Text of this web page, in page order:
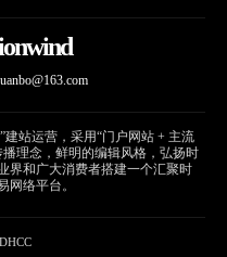
建站运营，采用“门户网站 + 主流
理念，鲜明的编辑风格，弘扬时
界和广大消费者搭建一个汇聚时
网络平台。